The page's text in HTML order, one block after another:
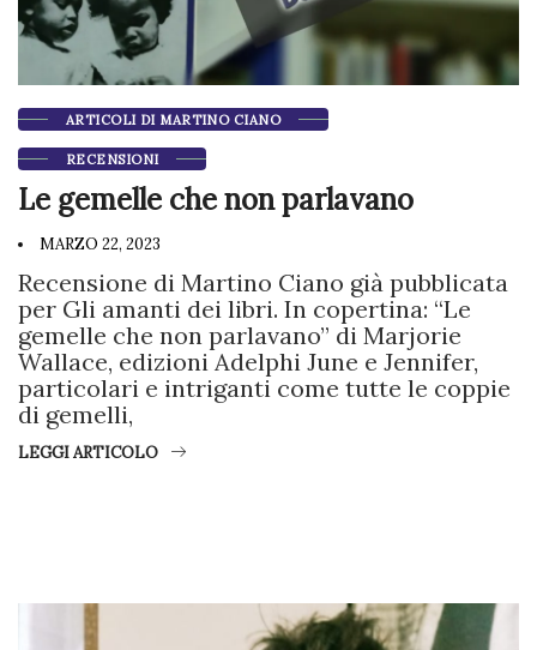
ARTICOLI DI MARTINO CIANO
RECENSIONI
Le gemelle che non parlavano
MARZO 22, 2023
Recensione di Martino Ciano già pubblicata
per Gli amanti dei libri. In copertina: “Le
gemelle che non parlavano” di Marjorie
Wallace, edizioni Adelphi June e Jennifer,
particolari e intriganti come tutte le coppie
di gemelli,
LEGGI ARTICOLO